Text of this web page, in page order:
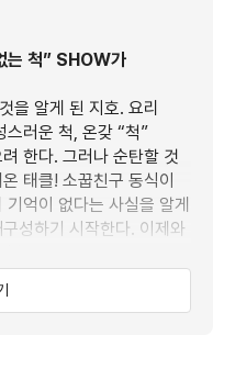
는 척” SHOW가
을 알게 된 지호. 요리
스러운 척, 온갖 “척”
한다. 그러나 순탄할 것
태클! 소꿉친구 동식이
억이 없다는 사실을 알게
성하기 시작한다. 이제와
SHOW는 계속되고! 한
나는데…!